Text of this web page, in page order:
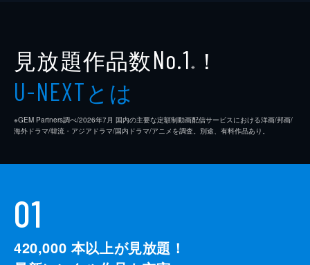
見放題作品数No.1 ※ ！
U-NEXTとは
※GEM Partners調べ/2026年7⽉ 国内の主要な定額制動画配信サービスにおける洋画/邦画/
海外ドラマ/韓流・アジアドラマ/国内ドラマ/アニメを調査。別途、有料作品あり。
01
420,000 本以上が見放題！